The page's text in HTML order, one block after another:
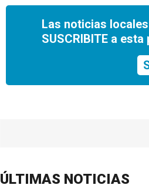
Las noticias
SUSCRIBITE a
ÚLTIMAS NOTICIAS